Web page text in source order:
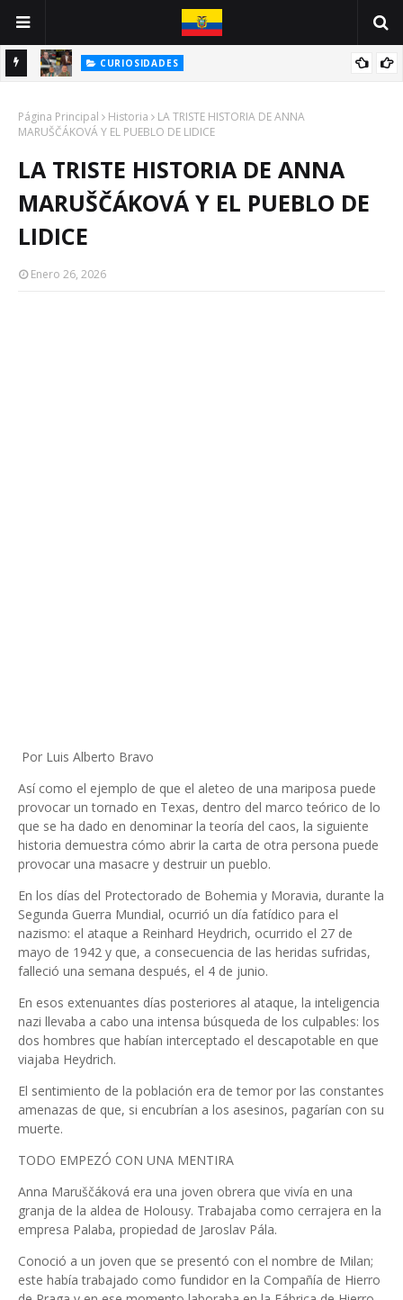
CURIOSIDADES
Página Principal Historia
LA TRISTE HISTORIA DE ANNA
MARUŠČÁKOVÁ Y EL PUEBLO DE LIDICE
LA TRISTE HISTORIA DE ANNA
MARUŠČÁKOVÁ Y EL PUEBLO DE
LIDICE
Enero 26, 2026
Por Luis Alberto Bravo
Así como el ejemplo de que el aleteo de una mariposa puede
provocar un tornado en Texas, dentro del marco teórico de lo
que se ha dado en denominar la teoría del caos, la siguiente
historia demuestra cómo abrir la carta de otra persona puede
provocar una masacre y destruir un pueblo.
En los días del Protectorado de Bohemia y Moravia, durante la
Segunda Guerra Mundial, ocurrió un día fatídico para el
nazismo: el ataque a Reinhard Heydrich, ocurrido el 27 de
mayo de 1942 y que, a consecuencia de las heridas sufridas,
falleció una semana después, el 4 de junio.
En esos extenuantes días posteriores al ataque, la inteligencia
nazi llevaba a cabo una intensa búsqueda de los culpables: los
dos hombres que habían interceptado el descapotable en que
viajaba Heydrich.
El sentimiento de la población era de temor por las constantes
amenazas de que, si encubrían a los asesinos, pagarían con su
muerte.
TODO EMPEZÓ CON UNA MENTIRA
Anna Maruščáková era una joven obrera que vivía en una
granja de la aldea de Holousy. Trabajaba como cerrajera en la
empresa Palaba, propiedad de Jaroslav Pála.
Conoció a un joven que se presentó con el nombre de Milan;
este había trabajado como fundidor en la Compañía de Hierro